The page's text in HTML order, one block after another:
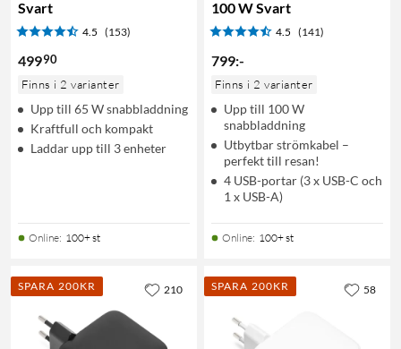
Svart
4.5 (153)
49990
Finns i 2 varianter
Upp till 65 W snabbladdning
Kraftfull och kompakt
Laddar upp till 3 enheter
Online: 100+ st
100 W Svart
4.5 (141)
799:-
Finns i 2 varianter
Upp till 100 W
snabbladdning
Utbytbar strömkabel –
perfekt till resan!
4 USB-portar (3 x USB-C och
1 x USB-A)
Online: 100+ st
SPARA 200KR 210 SPARA 200KR 58